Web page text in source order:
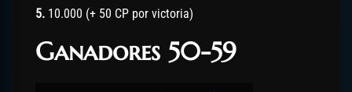
5. 10.000 (+ 50 CP por victoria)
Ganadores 50-59